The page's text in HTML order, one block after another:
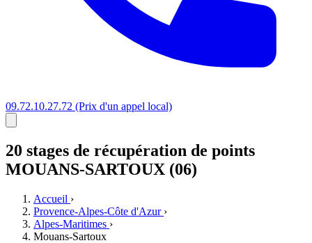
09.72.10.27.72 (Prix d'un appel local)
20 stages de récupération de points
MOUANS-SARTOUX (06)
Accueil ›
Provence-Alpes-Côte d'Azur ›
Alpes-Maritimes ›
Mouans-Sartoux